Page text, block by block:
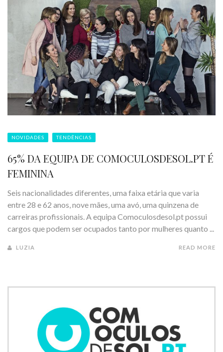
NOVIDADES TENDÊNCIAS
65% DA EQUIPA DE COMOCULOSDESOL.PT É
FEMININA
Seis nacionalidades diferentes, uma faixa etária que varia
entre 28 e 62 anos, nove mães, uma avó, uma quinzena de
carreiras profissionais. A equipa Comoculosdesol.pt possui
cargos que podem ser ocupados tanto por mulheres quanto ...
LUZIA READ MORE